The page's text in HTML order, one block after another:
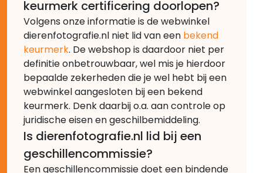
keurmerk certificering doorlopen?
Volgens onze informatie is de webwinkel
dierenfotografie.nl niet lid van een bekend
keurmerk. De webshop is daardoor niet per
definitie onbetrouwbaar, wel mis je hierdoor
bepaalde zekerheden die je wel hebt bij een
webwinkel aangesloten bij een bekend
keurmerk. Denk daarbij o.a. aan controle op
juridische eisen en geschilbemiddeling.
Is dierenfotografie.nl lid bij een
geschillencommissie?
Een geschillencommissie doet een bindende